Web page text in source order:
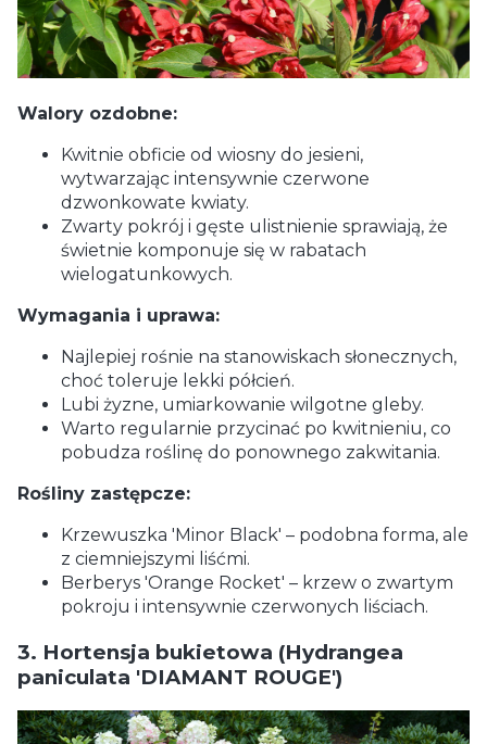
Walory ozdobne:
Kwitnie obficie od wiosny do jesieni,
wytwarzając intensywnie czerwone
dzwonkowate kwiaty.
Zwarty pokrój i gęste ulistnienie sprawiają, że
świetnie komponuje się w rabatach
wielogatunkowych.
Wymagania i uprawa:
Najlepiej rośnie na stanowiskach słonecznych,
choć toleruje lekki półcień.
Lubi żyzne, umiarkowanie wilgotne gleby.
Warto regularnie przycinać po kwitnieniu, co
pobudza roślinę do ponownego zakwitania.
Rośliny zastępcze:
Krzewuszka 'Minor Black' – podobna forma, ale
z ciemniejszymi liśćmi.
Berberys 'Orange Rocket' – krzew o zwartym
pokroju i intensywnie czerwonych liściach.
3. Hortensja bukietowa (Hydrangea
paniculata 'DIAMANT ROUGE')